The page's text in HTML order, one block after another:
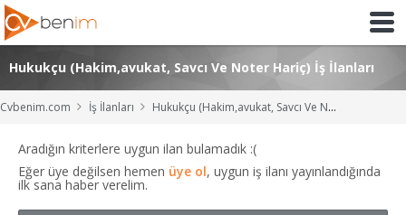
Hukukçu (Hakim,avukat, Savcı Ve Noter Hariç) İş İlanları
Cvbenim.com İş İlanları Hukukçu (Hakim,avukat, Savcı Ve Noter Hariç) İş İlanları
Aradığın kriterlere uygun ilan bulamadık :(
Eğer üye değilsen hemen üye ol, uygun iş ilanı yayınlandığında
ilk sana haber verelim.